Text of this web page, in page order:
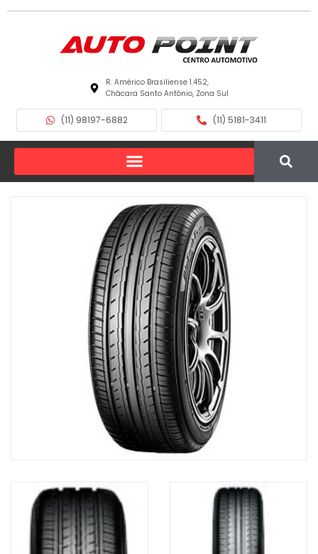
R. Américo Brasiliense 1.452,
Chácara Santo Antônio, Zona Sul
(11) 98197-6882 (11) 5181-3411